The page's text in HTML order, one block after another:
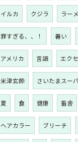
イルカ クジラ ラー
罪すぎる、、！ 暑い
アメリカ 言語 エク
米津玄師 さいたまスー
夏 食 健康 畜舎
ヘアカラー ブリーチ